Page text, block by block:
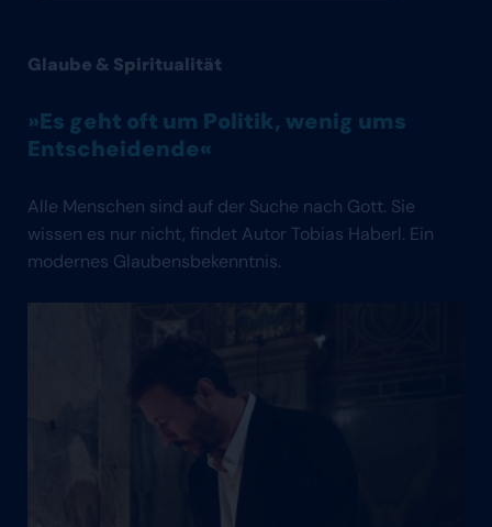
Glaube & Spiritualität
»Es geht oft um Politik, wenig ums
Entscheidende«
Alle Menschen sind auf der Suche nach Gott. Sie
wissen es nur nicht, findet Autor Tobias Haberl. Ein
modernes Glaubensbekenntnis.